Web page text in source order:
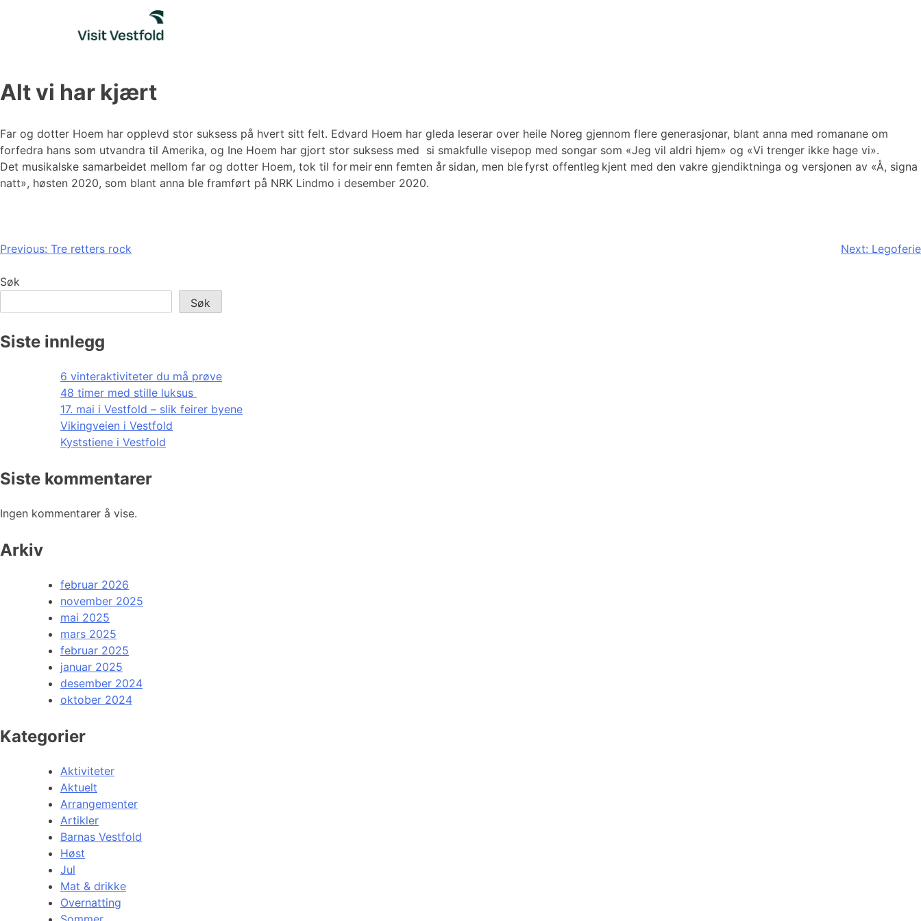
Alt vi har kjært
Far og dotter Hoem har opplevd stor suksess på hvert sitt felt. Edvard Hoem har gleda leserar over heile Noreg gjennom flere generasjonar, blant anna med romanane om
forfedra hans som utvandra til Amerika, og Ine Hoem har gjort stor suksess med si smakfulle visepop med songar som «Jeg vil aldri hjem» og «Vi trenger ikke hage vi».
Det musikalske samarbeidet mellom far og dotter Hoem, tok til for meir enn femten år sidan, men ble fyrst offentleg kjent med den vakre gjendiktninga og versjonen av «Å, signa
natt», høsten 2020, som blant anna ble framført på NRK Lindmo i desember 2020.
Innleggsnavigasjon
Previous: Tre retters rock Next: Legoferie
Søk
Søk
Siste innlegg
6 vinteraktiviteter du må prøve
48 timer med stille luksus
17. mai i Vestfold – slik feirer byene
Vikingveien i Vestfold
Kyststiene i Vestfold
Siste kommentarer
Ingen kommentarer å vise.
Arkiv
februar 2026
november 2025
mai 2025
mars 2025
februar 2025
januar 2025
desember 2024
oktober 2024
Kategorier
Aktiviteter
Aktuelt
Arrangementer
Artikler
Barnas Vestfold
Høst
Jul
Mat & drikke
Overnatting